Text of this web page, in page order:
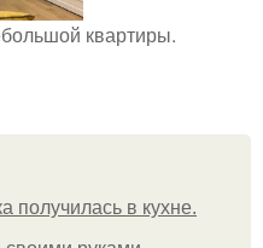
квартиры.
получилась в кухне.